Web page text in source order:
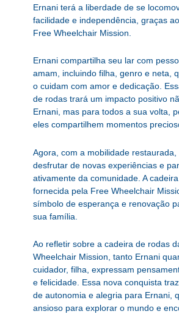
Ernani terá a liberdade de se
facilidade e independência, graças
Free Wheelchair Mission.
Ernani compartilha seu lar com
amam, incluindo filha, genro e neta,
o cuidam com amor e dedicação.
de rodas trará um impacto positivo
Ernani, mas para todos a sua volta,
eles compartilhem momentos
Agora, com a mobilidade restaurada,
desfrutar de novas experiências e
ativamente da comunidade. A
fornecida pela Free Wheelchair
símbolo de esperança e renovação
sua família.
Ao refletir sobre a cadeira de rodas
Wheelchair Mission, tanto Ernani
cuidador, filha, expressam
e felicidade. Essa nova conquista
de autonomia e alegria para Ernani,
ansioso para explorar o mundo e